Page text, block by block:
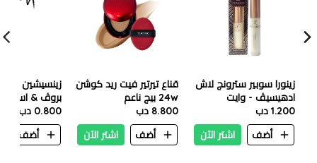
زينورا سوبير سترونج لاش
ادهيسيڤ - وايت
1.200 دب
أضف
اشتر الآن
قناع تيرتير فيت ريد كوشن
24w بيج ناعم
8.800 دب
أضف
اشتر الآن
زينسيشين چيل
بروڤ &
برووف - بلاك
0.800 دب
أضف